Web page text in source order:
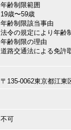
年齢制限範囲
19歳〜59歳
年齢制限該当事由
法令の規定により年齢
年齢制限の理由
道路交通法による免許
〒135-0062東京都江東
不可